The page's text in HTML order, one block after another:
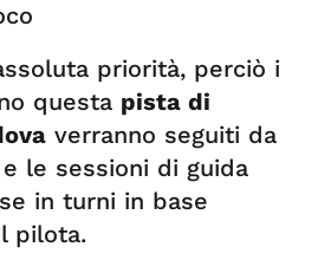
priorità, perciò i
questa pista di
verranno seguiti da
le sessioni di guida
in turni in base
pilota.